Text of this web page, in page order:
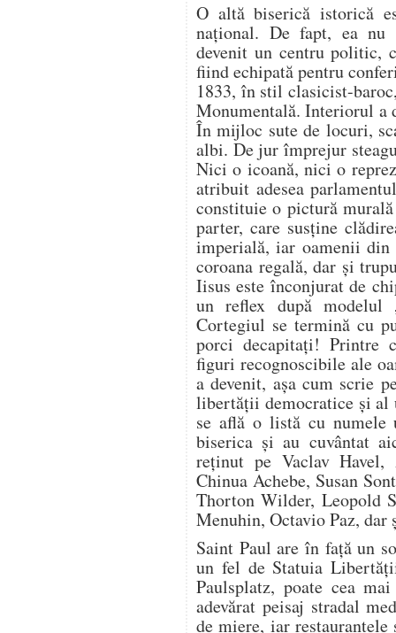
O altă biserică istorică
național. De fapt, ea nu
devenit un centru politic,
fiind echipată pentru
1833, în stil clasicist-
Monumentală. Interiorul a
În mijloc sute de locuri,
albi. De jur împrejur
Nici o icoană, nici o
atribuit adesea
constituie o pictură
parter, care susține
imperială, iar oamenii
coroana regală, dar și
Iisus este înconjurat de
un reflex după modelul
Cortegiul se termină cu
porci decapitați! Printre
figuri recognoscibile ale
a devenit, așa cum scrie
libertății democratice și al
se află o listă cu numele
biserica și au cuvântat
reținut pe Vaclav
Chinua Achebe, Susan
Thorton Wilder, Leopold
Menuhin, Octavio Paz, dar
Saint Paul are în față un
un fel de Statuia
Paulsplatz, poate cea
adevărat peisaj stradal
de miere, iar